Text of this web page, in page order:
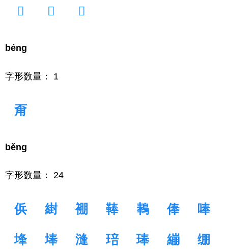
𨹹 𨻱 𱤺
béng
字形数量： 1
甭
běng
字形数量： 24
㑟 䋽 䙀 䩬 䳞 俸 唪
埄 埲 漨 琣 琫 繃 绷